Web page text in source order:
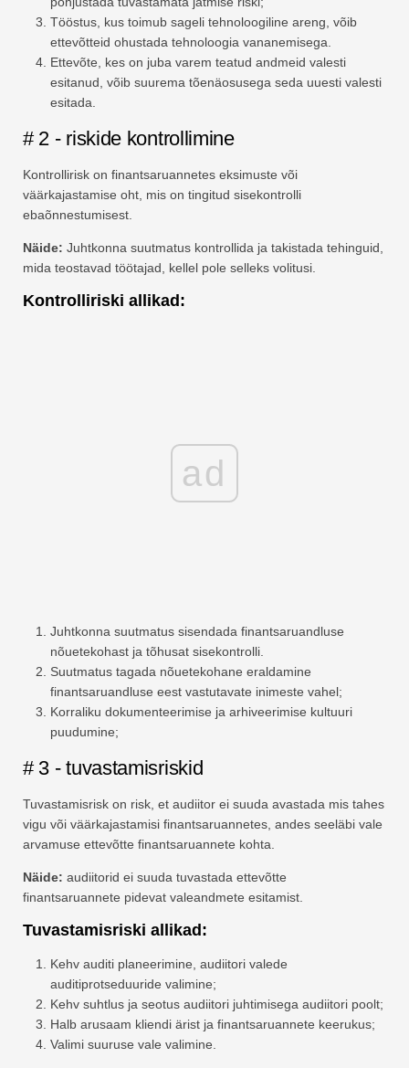
Tööstus, kus toimub sageli tehnoloogiline areng, võib
ettevõtteid ohustada tehnoloogia vananemisega.
Ettevõte, kes on juba varem teatud andmeid valesti
esitanud, võib suurema tõenäosusega seda uuesti valesti
esitada.
# 2 - riskide kontrollimine
Kontrollirisk on finantsaruannetes eksimuste või
väärkajastamise oht, mis on tingitud sisekontrolli
ebaõnnestumisest.
Näide: Juhtkonna suutmatus kontrollida ja takistada tehinguid,
mida teostavad töötajad, kellel pole selleks volitusi.
Kontrolliriski allikad:
ad
Juhtkonna suutmatus sisendada finantsaruandluse
nõuetekohast ja tõhusat sisekontrolli.
Suutmatus tagada nõuetekohane eraldamine
finantsaruandluse eest vastutavate inimeste vahel;
Korraliku dokumenteerimise ja arhiveerimise kultuuri
puudumine;
# 3 - tuvastamisriskid
Tuvastamisrisk on risk, et audiitor ei suuda avastada mis tahes
vigu või väärkajastamisi finantsaruannetes, andes seeläbi vale
arvamuse ettevõtte finantsaruannete kohta.
Näide: audiitorid ei suuda tuvastada ettevõtte
finantsaruannete pidevat valeandmete esitamist.
Tuvastamisriski allikad:
Kehv auditi planeerimine, audiitori valede
auditiprotseduuride valimine;
Kehv suhtlus ja seotus audiitori juhtimisega audiitori poolt;
Halb arusaam kliendi ärist ja finantsaruannete keerukus;
Valimi suuruse vale valimine.